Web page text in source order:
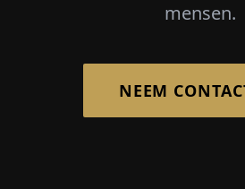
mensen.
NEEM